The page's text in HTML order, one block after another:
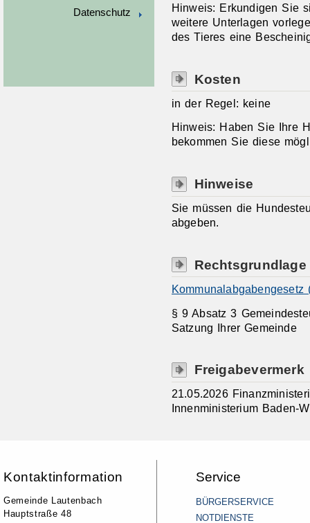
Datenschutz
Hinweis: Erkundigen Sie
weitere Unterlagen
des Tieres eine
Kosten
in der Regel: keine
Hinweis: Haben Sie Ihre
bekommen Sie diese
Hinweise
Sie müssen die
abgeben.
Rechtsgrundlage
Kommunalabgabengesetz
§ 9 Absatz 3
Satzung Ihrer Gemeinde
Freigabevermerk
21.05.2026
Innenministerium Baden-
Kontaktinformation
Gemeinde Lautenbach
Hauptstraße 48
Service
BÜRGERSERVICE
NOTDIENSTE